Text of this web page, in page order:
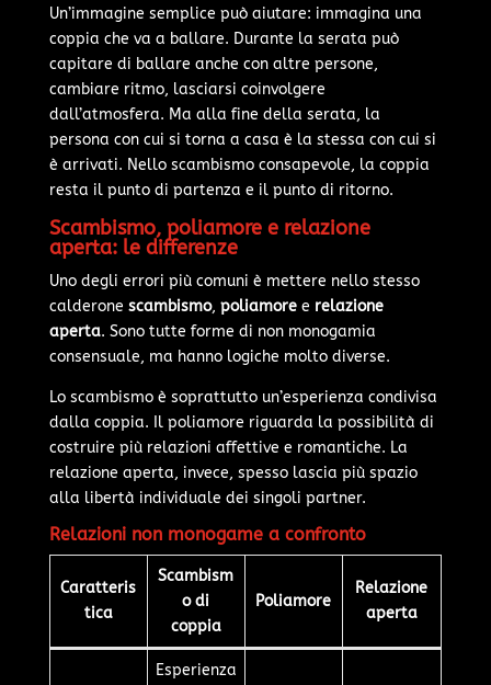
Un’immagine semplice può aiutare: immagina una
coppia che va a ballare. Durante la serata può
capitare di ballare anche con altre persone,
cambiare ritmo, lasciarsi coinvolgere
dall’atmosfera. Ma alla fine della serata, la
persona con cui si torna a casa è la stessa con cui si
è arrivati. Nello scambismo consapevole, la coppia
resta il punto di partenza e il punto di ritorno.
Scambismo, poliamore e relazione
aperta: le differenze
Uno degli errori più comuni è mettere nello stesso
calderone scambismo, poliamoree relazione
aperta. Sono tutte forme di non monogamia
consensuale, ma hanno logiche molto diverse.
Lo scambismo è soprattutto un’esperienza condivisa
dalla coppia. Il poliamore riguarda la possibilità di
costruire più relazioni affettive e romantiche. La
relazione aperta, invece, spesso lascia più spazio
alla libertà individuale dei singoli partner.
Relazioni non monogame a confronto
Caratteris
tica
Scambism
o di
coppia
Poliamore
Relazione
aperta
Esperienza